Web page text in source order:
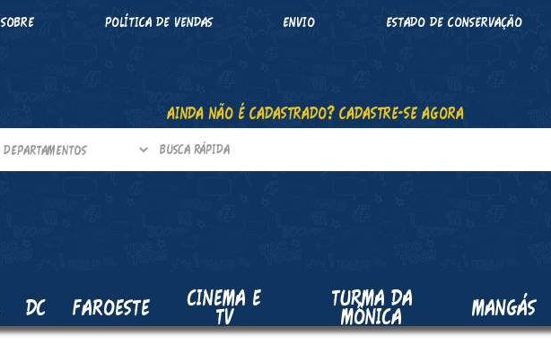
SOBRE POLÍTICA DE VENDAS ENVIO ESTADO DE CONSERVAÇÃO
AINDA NÃO É CADASTRADO? CADASTRE-SE AGORA
DC FAROESTE CINEMA E
TV
TURMA DA
MÔNICA MANGÁS